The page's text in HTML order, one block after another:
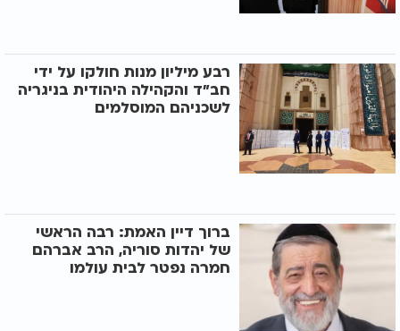
רבע מיליון מנות חולקו על ידי
חב"ד והקהילה היהודית בניגריה
לשכניהם המוסלמים
ברוך דיין האמת: רבה הראשי
של יהדות סוריה, הרב אברהם
חמרה נפטר לבית עולמו